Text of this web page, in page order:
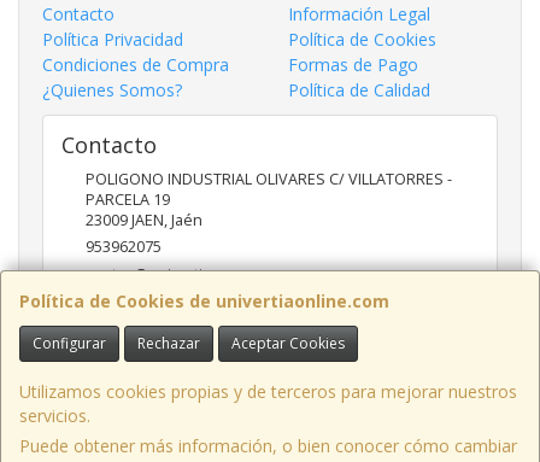
Política de Cookies de univertiaonline.com
Configurar Rechazar Aceptar Cookies
Utilizamos cookies propias y de terceros para mejorar nuestros
servicios.
Puede obtener más información, o bien conocer cómo cambiar
Contacto
Información Legal
Política Privacidad
Política de Cookies
Condiciones de Compra
Formas de Pago
¿Quienes Somos?
Política de Calidad
Contacto
POLIGONO INDUSTRIAL OLIVARES C/ VILLATORRES -
PARCELA 19
23009JAEN,Jaén
953962075
ventas@univertia.es
Horario
09:30 -14:00 Y 16:30- 20:00 HORAS